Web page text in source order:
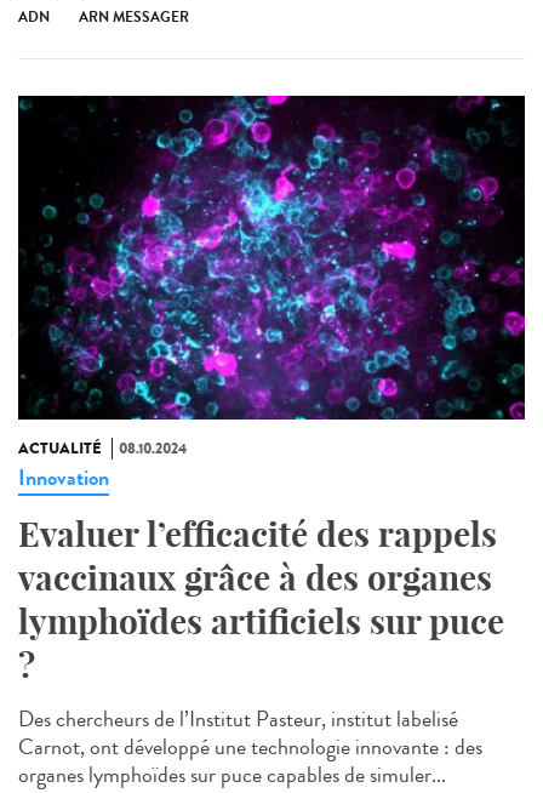
ADN ARN MESSAGER
ACTUALITÉ 08.10.2024
Innovation
Evaluer l’efficacité des rappels
vaccinaux grâce à des organes
lymphoïdes artificiels sur puce
?
Des chercheurs de l’Institut Pasteur, institut labelisé
Carnot, ont développé une technologie innovante : des
organes lymphoïdes sur puce capables de simuler...